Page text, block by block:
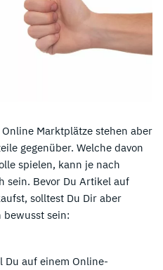
Marktplätze stehen aber
gegenüber. Welche davon
spielen, kann je nach
sein. Bevor Du Artikel auf
solltest Du Dir aber
sein:
Du auf einem Online-